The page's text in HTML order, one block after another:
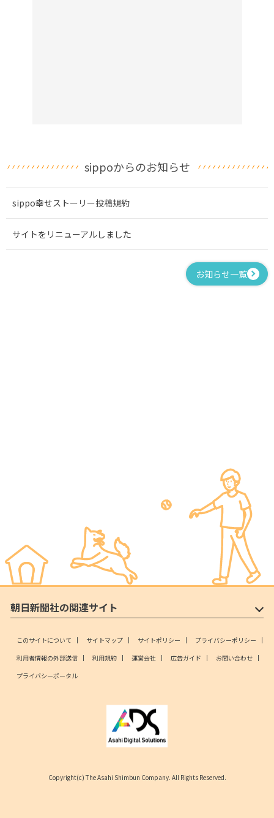
sippoからのお知らせ
sippo幸せストーリー投稿規約
サイトをリニューアルしました
お知らせ一覧
朝日新聞社の関連サイト
このサイトについて サイトマップ サイトポリシー
プライバシーポリシー
利用者情報の外部送信
利用規約 運営会社 広告ガイド
お問い合わせ
プライバシーポータル
Copyright(c) The Asahi Shimbun Company. All Rights Reserved.